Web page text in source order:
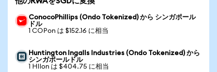
ConocoPhillips (Ondo Tokenized) から シンガポール
ドル
1 COPon は $152.16 に相当
Huntington Ingalls Industries (Ondo Tokenized) から
シンガポールドル
1 HIIon は $404.75 に相当